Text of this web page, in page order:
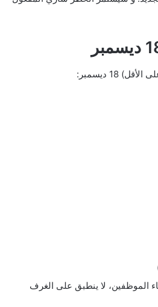
ديسمبر:
(باستثناء الموظفين، لا ينطبق على الغرف